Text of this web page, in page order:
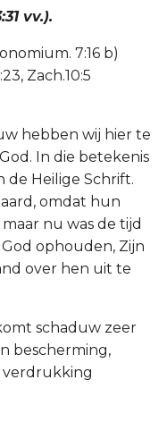
vv.).
7:16 b)
Zach.10:5
hebben wij hier te
In die betekenis
de Heilige Schrift.
omdat hun
nu was de tijd
ophouden, Zijn
over hen uit te
schaduw zeer
bescherming,
verdrukking